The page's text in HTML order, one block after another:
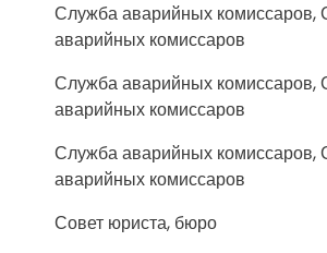
Служба аварийных комиссаров,
аварийных комиссаров
Служба аварийных комиссаров,
аварийных комиссаров
Служба аварийных комиссаров,
аварийных комиссаров
Совет юриста, бюро